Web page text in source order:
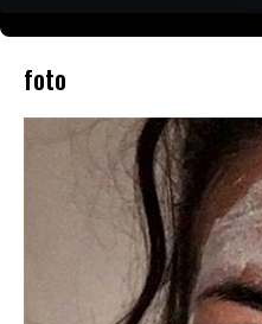
foto